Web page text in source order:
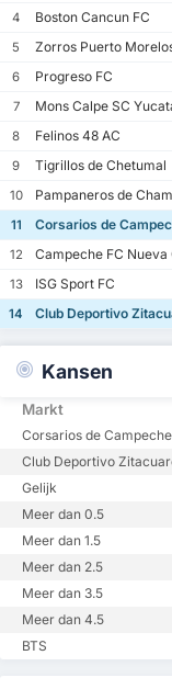
4
Boston Cancun FC
5
Zorros Puerto
6
Progreso FC
7
Mons Calpe SC
8
Felinos 48 AC
9
Tigrillos de Chetumal
10
Pampaneros de
11
Corsarios de
12
Campeche FC Nueva
13
ISG Sport FC
14
Club Deportivo
Kansen
Markt
Corsarios de
Club Deportivo
Gelijk
Meer dan 0.5
Meer dan 1.5
Meer dan 2.5
Meer dan 3.5
Meer dan 4.5
BTS